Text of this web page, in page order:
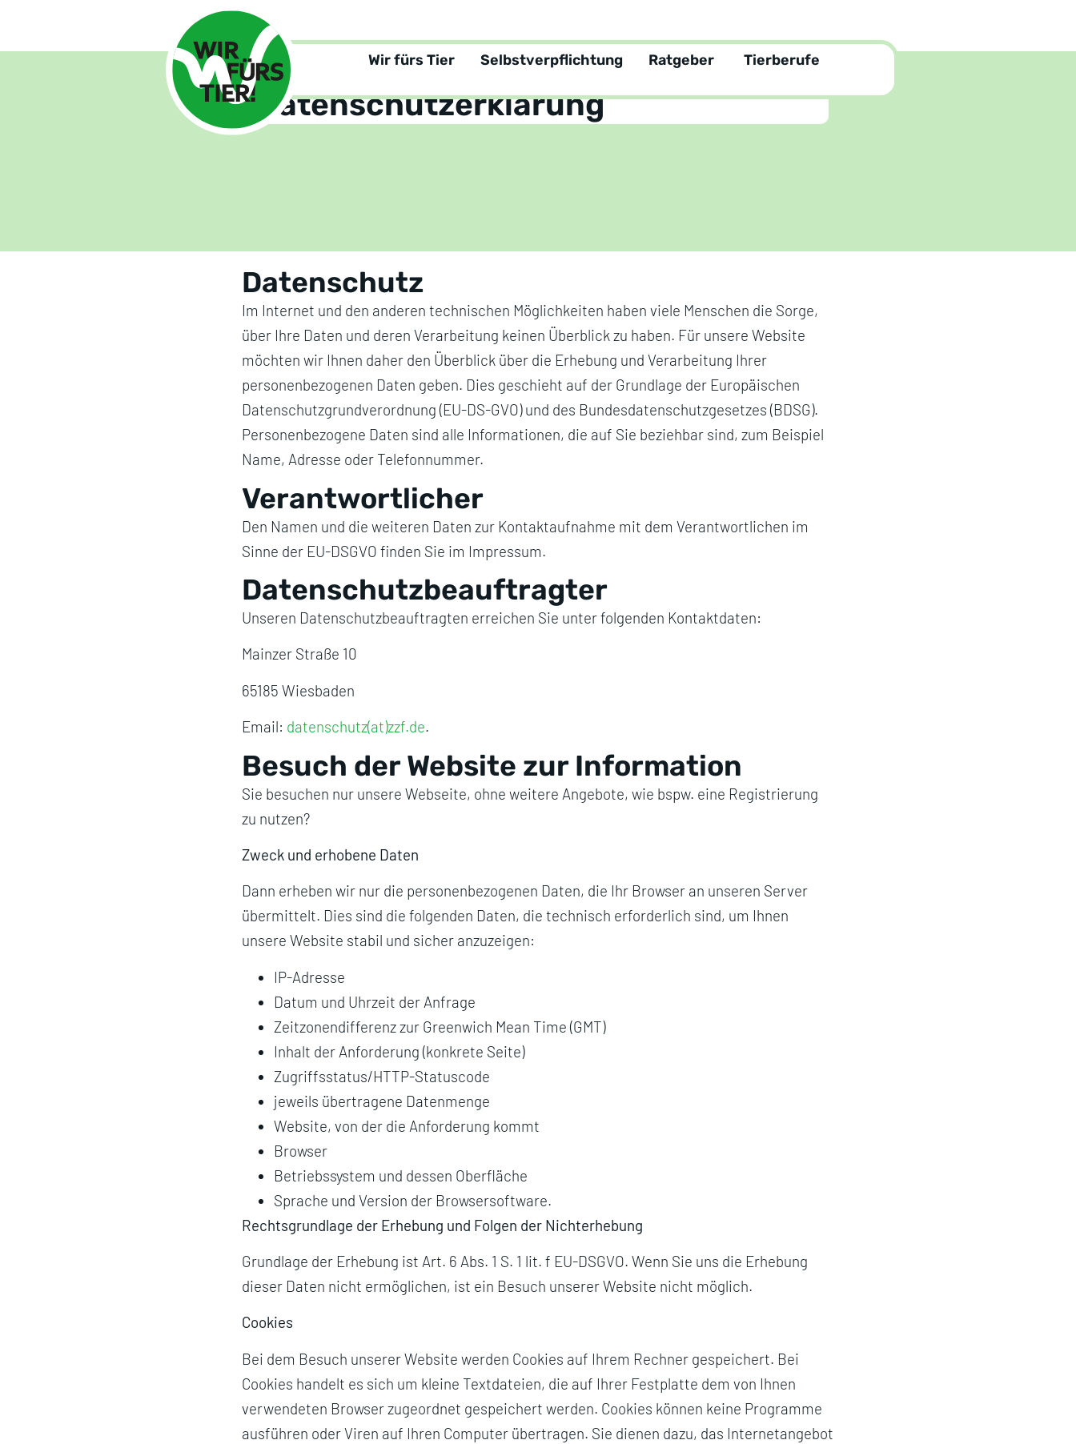
Wir fürs Tier Selbstverpflichtung Ratgeber Tierberufe
Home
Datenschutzerklärung
Datenschutz
Im Internet und den anderen technischen Möglichkeiten haben viele Menschen die Sorge,
über Ihre Daten und deren Verarbeitung keinen Überblick zu haben. Für unsere Website
möchten wir Ihnen daher den Überblick über die Erhebung und Verarbeitung Ihrer
personenbezogenen Daten geben. Dies geschieht auf der Grundlage der Europäischen
Datenschutzgrundverordnung (EU-DS-GVO) und des Bundesdatenschutzgesetzes (BDSG).
Personenbezogene Daten sind alle Informationen, die auf Sie beziehbar sind, zum Beispiel
Name, Adresse oder Telefonnummer.
Verantwortlicher
Den Namen und die weiteren Daten zur Kontaktaufnahme mit dem Verantwortlichen im
Sinne der EU-DSGVO finden Sie im Impressum.
Datenschutzbeauftragter
Unseren Datenschutzbeauftragten erreichen Sie unter folgenden Kontaktdaten:
Mainzer Straße 10
65185 Wiesbaden
Email: datenschutz(at)zzf.de.
Besuch der Website zur Information
Sie besuchen nur unsere Webseite, ohne weitere Angebote, wie bspw. eine Registrierung
zu nutzen?
Zweck und erhobene Daten
Dann erheben wir nur die personenbezogenen Daten, die Ihr Browser an unseren Server
übermittelt. Dies sind die folgenden Daten, die technisch erforderlich sind, um Ihnen
unsere Website stabil und sicher anzuzeigen:
IP-Adresse
Datum und Uhrzeit der Anfrage
Zeitzonendifferenz zur Greenwich Mean Time (GMT)
Inhalt der Anforderung (konkrete Seite)
Zugriffsstatus/HTTP-Statuscode
jeweils übertragene Datenmenge
Website, von der die Anforderung kommt
Browser
Betriebssystem und dessen Oberfläche
Sprache und Version der Browsersoftware.
Rechtsgrundlage der Erhebung und Folgen der Nichterhebung
Grundlage der Erhebung ist Art. 6 Abs. 1 S. 1 lit. f EU-DSGVO. Wenn Sie uns die Erhebung
dieser Daten nicht ermöglichen, ist ein Besuch unserer Website nicht möglich.
Cookies
Bei dem Besuch unserer Website werden Cookies auf Ihrem Rechner gespeichert. Bei
Cookies handelt es sich um kleine Textdateien, die auf Ihrer Festplatte dem von Ihnen
verwendeten Browser zugeordnet gespeichert werden. Cookies können keine Programme
ausführen oder Viren auf Ihren Computer übertragen. Sie dienen dazu, das Internetangebot